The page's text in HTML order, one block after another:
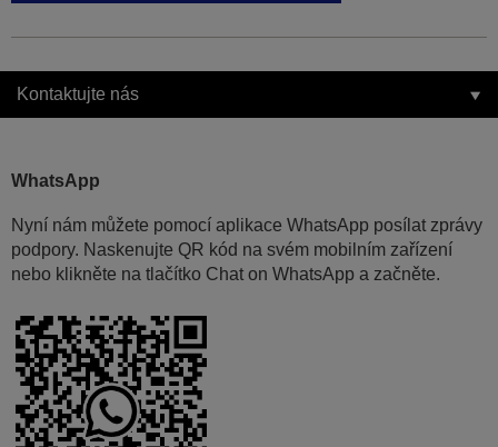
Kontaktujte nás
WhatsApp
Nyní nám můžete pomocí aplikace WhatsApp posílat zprávy
podpory. Naskenujte QR kód na svém mobilním zařízení
nebo klikněte na tlačítko Chat on WhatsApp a začněte.